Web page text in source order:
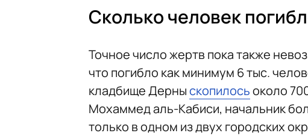
Сколько человек
Точное число жертв пока также
что погибло как минимум 6 тыс.
кладбище Дерныскопилосьоколо
Мохаммед аль-Кабиси, начальник
только в одном из двух городских